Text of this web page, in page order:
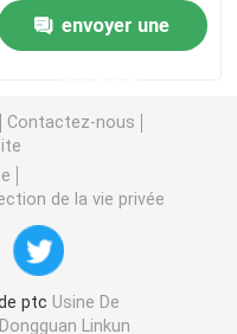
envoyer une
Contactez-nous
de la vie privée
ptc Usine De
Linkun